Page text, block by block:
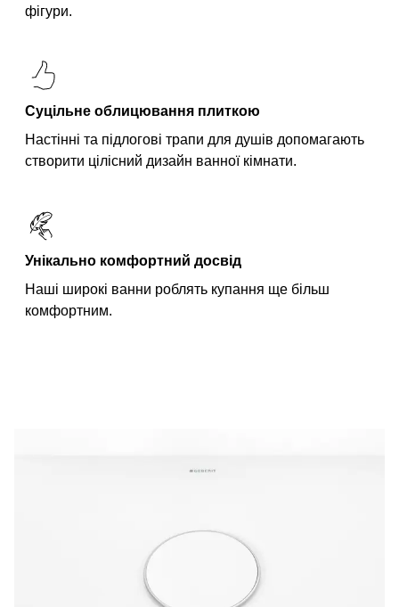
фігури.
Суцільне облицювання плиткою
Настінні та підлогові трапи для душів допомагають
створити цілісний дизайн ванної кімнати.
Унікально комфортний досвід
Наші широкі ванни роблять купання ще більш
комфортним.